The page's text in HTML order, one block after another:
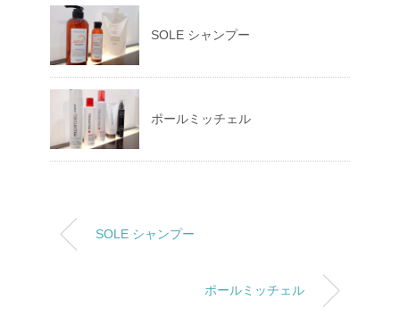
SOLE シャンプー
ポールミッチェル
SOLE シャンプー
ポールミッチェル